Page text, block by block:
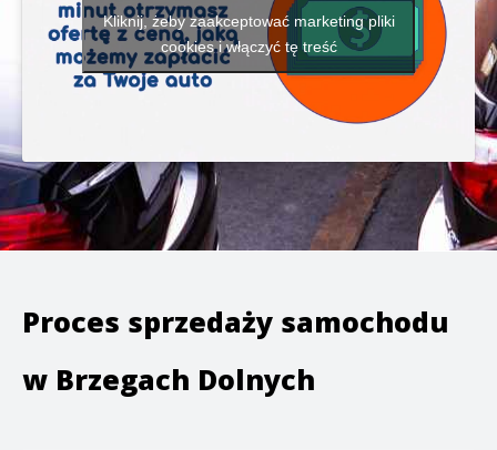
Kliknij, żeby zaakceptować marketing pliki
cookies i włączyć tę treść
Proces sprzedaży samochodu
w Brzegach Dolnych